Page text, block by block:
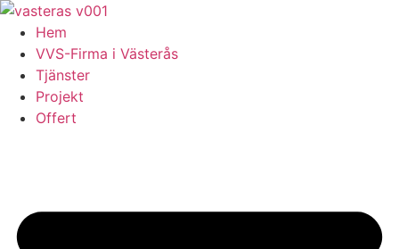
Skip
content
Hem
VVS-Firma i Västerås
Tjänster
Projekt
Offert